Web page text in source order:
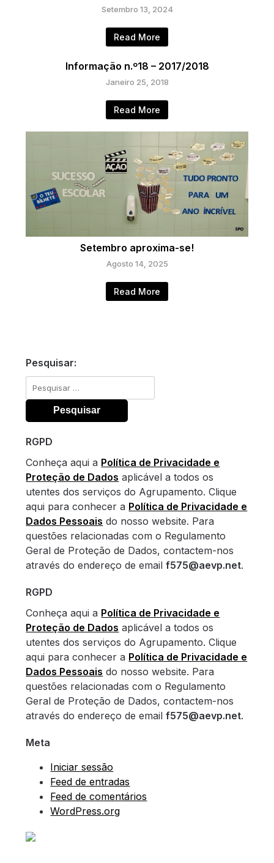
Setembro 13, 2024
Read More
Informação n.º18 – 2017/2018
Janeiro 25, 2018
Read More
Setembro aproxima-se!
Agosto 14, 2025
Read More
Pesquisar:
Pesquisar
por:
RGPD
Conheça aqui a Política de Privacidade e
Proteção de Dados aplicável a todos os
utentes dos serviços do Agrupamento. Clique
aqui para conhecer a Política de Privacidade e
Dados Pessoais do nosso website. Para
questões relacionadas com o Regulamento
Geral de Proteção de Dados, contactem-nos
através do endereço de emailf575@aevp.net.
RGPD
Conheça aqui a Política de Privacidade e
Proteção de Dados aplicável a todos os
utentes dos serviços do Agrupamento. Clique
aqui para conhecer a Política de Privacidade e
Dados Pessoais do nosso website. Para
questões relacionadas com o Regulamento
Geral de Proteção de Dados, contactem-nos
através do endereço de emailf575@aevp.net.
Meta
Iniciar sessão
Feed de entradas
Feed de comentários
WordPress.org